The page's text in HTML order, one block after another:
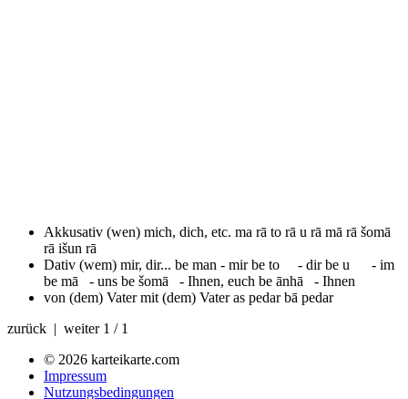
Akkusativ (wen) mich, dich, etc. ma rā to rā u rā mā rā šomā
rā išun rā
Dativ (wem) mir, dir... be man - mir be to - dir be u - im
be mā - uns be šomā - Ihnen, euch be ānhā - Ihnen
von (dem) Vater mit (dem) Vateras pedar bā pedar
zurück | weiter 1 / 1
© 2026 karteikarte.com
Impressum
Nutzungsbedingungen